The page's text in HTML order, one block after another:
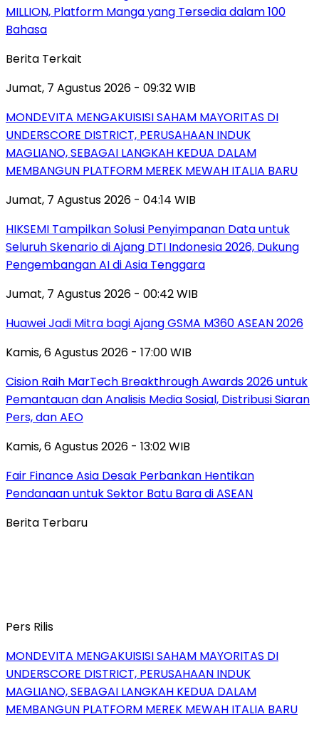
MILLION, Platform Manga yang Tersedia dalam 100
Bahasa
Berita Terkait
Jumat, 7 Agustus 2026 - 09:32 WIB
MONDEVITA MENGAKUISISI SAHAM MAYORITAS DI
UNDERSCORE DISTRICT, PERUSAHAAN INDUK
MAGLIANO, SEBAGAI LANGKAH KEDUA DALAM
MEMBANGUN PLATFORM MEREK MEWAH ITALIA BARU
Jumat, 7 Agustus 2026 - 04:14 WIB
HIKSEMI Tampilkan Solusi Penyimpanan Data untuk
Seluruh Skenario di Ajang DTI Indonesia 2026, Dukung
Pengembangan AI di Asia Tenggara
Jumat, 7 Agustus 2026 - 00:42 WIB
Huawei Jadi Mitra bagi Ajang GSMA M360 ASEAN 2026
Kamis, 6 Agustus 2026 - 17:00 WIB
Cision Raih MarTech Breakthrough Awards 2026 untuk
Pemantauan dan Analisis Media Sosial, Distribusi Siaran
Pers, dan AEO
Kamis, 6 Agustus 2026 - 13:02 WIB
Fair Finance Asia Desak Perbankan Hentikan
Pendanaan untuk Sektor Batu Bara di ASEAN
Berita Terbaru
Pers Rilis
MONDEVITA MENGAKUISISI SAHAM MAYORITAS DI
UNDERSCORE DISTRICT, PERUSAHAAN INDUK
MAGLIANO, SEBAGAI LANGKAH KEDUA DALAM
MEMBANGUN PLATFORM MEREK MEWAH ITALIA BARU